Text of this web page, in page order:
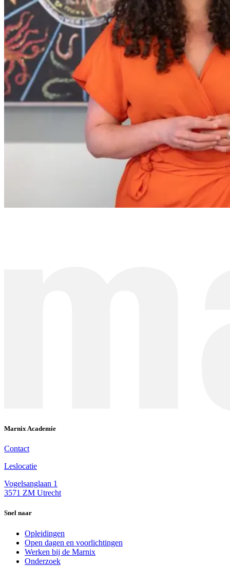
Marnix Academie
Contact
Leslocatie
Vogelsanglaan 1
3571 ZM Utrecht
Snel naar
Opleidingen
Open dagen en voorlichtingen
Werken bij de Marnix
Onderzoek